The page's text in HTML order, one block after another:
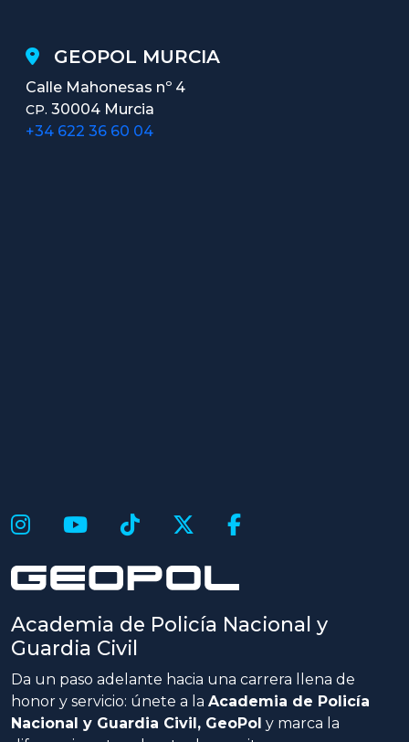
GEOPOL MURCIA
Calle Mahonesas nº 4
CP. 30004 Murcia
+34 622 36 60 04
Academia de Policía Nacional y
Guardia Civil
Da un paso adelante hacia una carrera llena de
honor y servicio: únete a la Academia de Policía
Nacional y Guardia Civil, GeoPol y marca la